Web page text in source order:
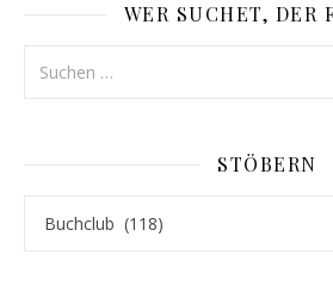
WER SUCHET, DER
STÖBERN